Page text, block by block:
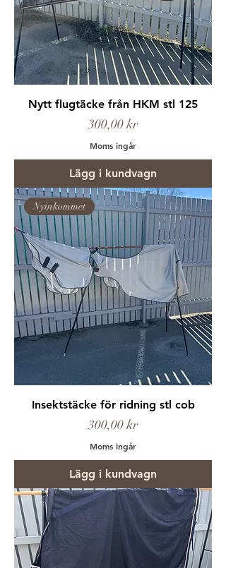
Nytt flugtäcke från HKM stl 125
Pris
300,00 kr
Moms ingår
Lägg i kundvagn
Nyinkommet
Insektstäcke för ridning stl cob
Pris
300,00 kr
Moms ingår
Lägg i kundvagn